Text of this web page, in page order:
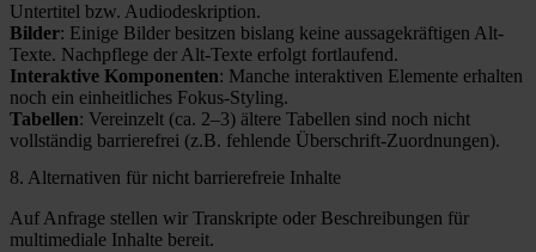
Untertitel bzw. Audiodeskription.
Bilder: Einige Bilder besitzen bislang keine aussagekräftigen Alt-
Texte. Nachpflege der Alt-Texte erfolgt fortlaufend.
Interaktive Komponenten: Manche interaktiven Elemente erhalten
noch ein einheitliches Fokus-Styling.
Tabellen: Vereinzelt (ca. 2–3) ältere Tabellen sind noch nicht
vollständig barrierefrei (z.B. fehlende Überschrift-Zuordnungen).
8. Alternativen für nicht barrierefreie Inhalte
Auf Anfrage stellen wir Transkripte oder Beschreibungen für
multimediale Inhalte bereit.